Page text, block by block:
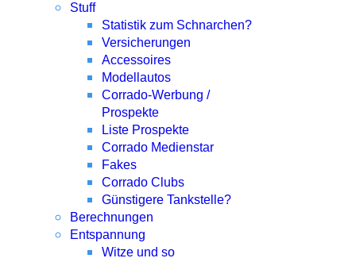
Stuff
Statistik zum Schnarchen?
Versicherungen
Accessoires
Modellautos
Corrado-Werbung /
Prospekte
Liste Prospekte
Corrado Medienstar
Fakes
Corrado Clubs
Günstigere Tankstelle?
Berechnungen
Entspannung
Witze und so